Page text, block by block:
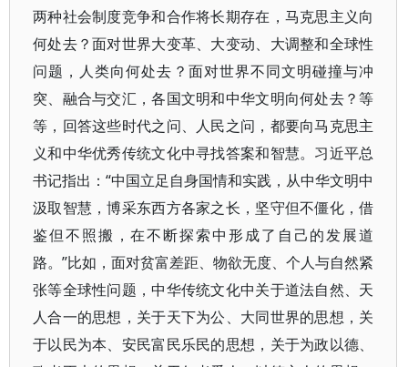
两种社会制度竞争和合作将长期存在，马克思主义向
何处去？面对世界大变革、大变动、大调整和全球性
问题，人类向何处去？面对世界不同文明碰撞与冲
突、融合与交汇，各国文明和中华文明向何处去？等
等，回答这些时代之问、人民之问，都要向马克思主
义和中华优秀传统文化中寻找答案和智慧。习近平总
书记指出：“中国立足自身国情和实践，从中华文明中
汲取智慧，博采东西方各家之长，坚守但不僵化，借
鉴但不照搬，在不断探索中形成了自己的发展道
路。”比如，面对贫富差距、物欲无度、个人与自然紧
张等全球性问题，中华传统文化中关于道法自然、天
人合一的思想，关于天下为公、大同世界的思想，关
于以民为本、安民富民乐民的思想，关于为政以德、